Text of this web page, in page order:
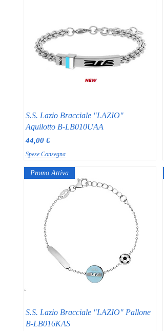
S.S. Lazio Bracciale "LAZIO"
Aquilotto B-LB010UAA
Prezzo
44,00 €
Spese Consegna
Promo Attiva
S.S. Lazio Bracciale "LAZIO" Pallone
B-LB016KAS